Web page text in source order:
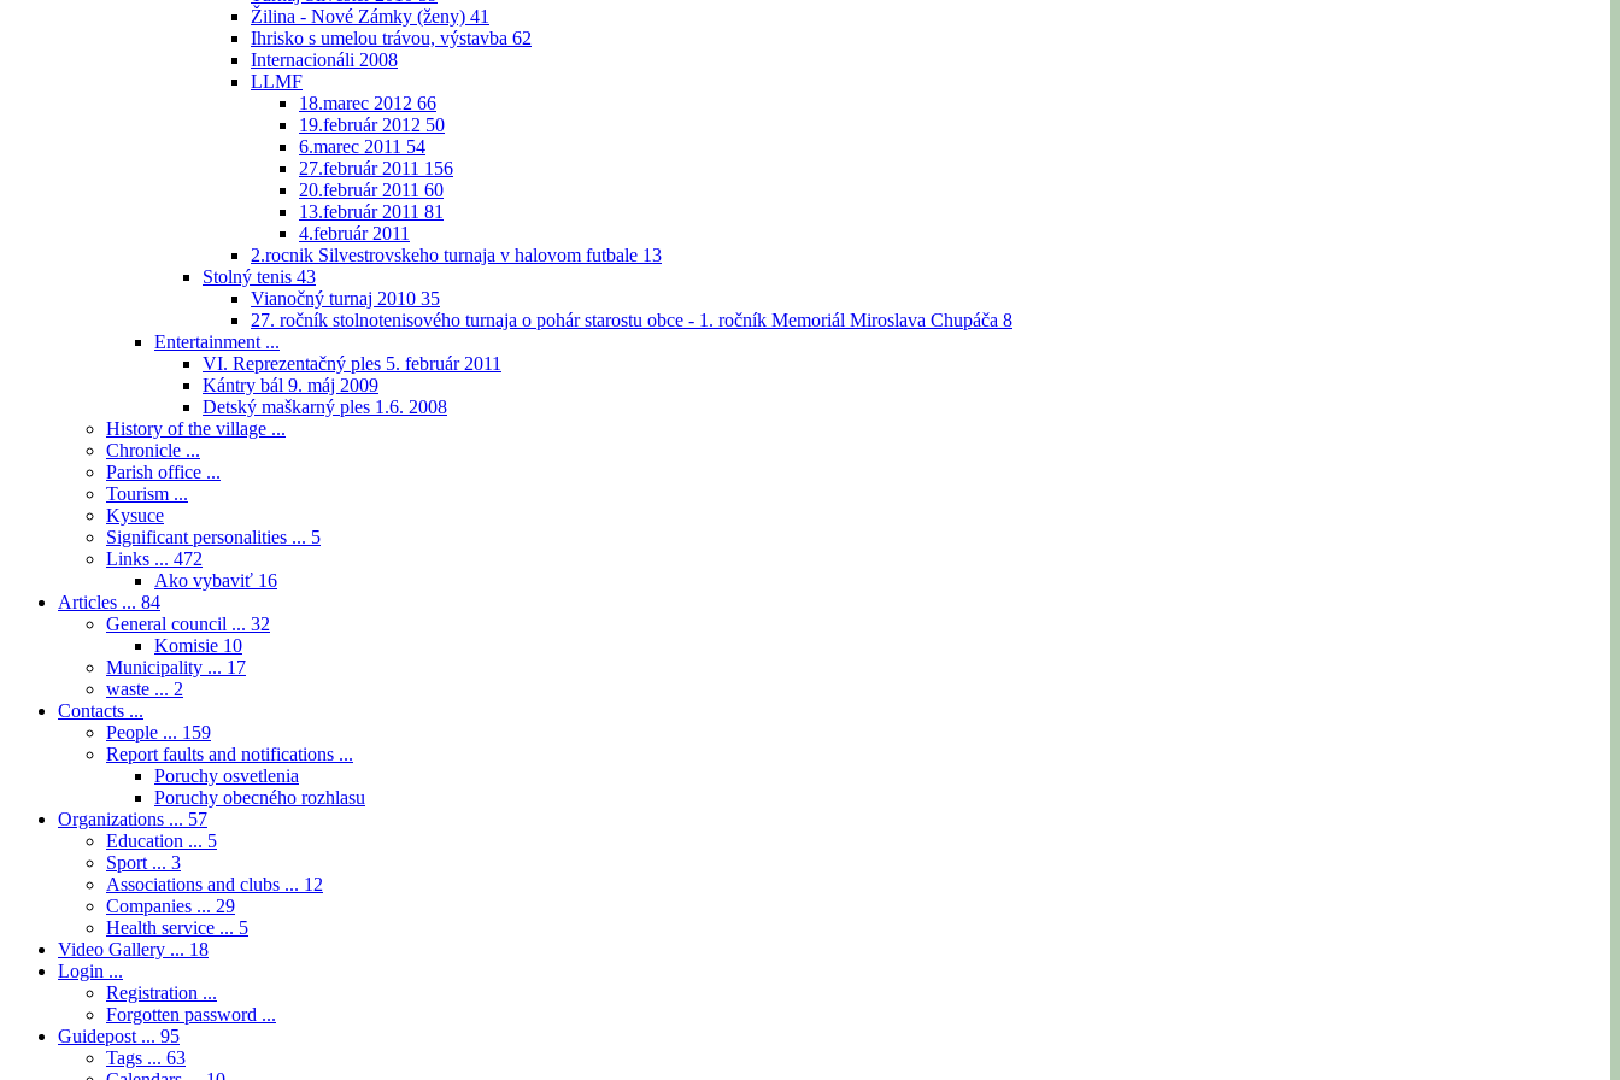
Žilina - Nové Zámky (ženy) 41
Ihrisko s umelou trávou, výstavba 62
Internacionáli 2008
LLMF
18.marec 2012 66
19.február 2012 50
6.marec 2011 54
27.február 2011 156
20.február 2011 60
13.február 2011 81
4.február 2011
2.rocnik Silvestrovskeho turnaja v halovom futbale 13
Stolný tenis 43
Vianočný turnaj 2010 35
27. ročník stolnotenisového turnaja o pohár starostu obce - 1. ročník Memoriál Miroslava Chupáča 8
Entertainment ...
VI. Reprezentačný ples 5. február 2011
Kántry bál 9. máj 2009
Detský maškarný ples 1.6. 2008
History of the village ...
Chronicle ...
Parish office ...
Tourism ...
Kysuce
Significant personalities ... 5
Links ... 472
Ako vybaviť 16
Articles ... 84
General council ... 32
Komisie 10
Municipality ... 17
waste ... 2
Contacts ...
People ... 159
Report faults and notifications ...
Poruchy osvetlenia
Poruchy obecného rozhlasu
Organizations ... 57
Education ... 5
Sport ... 3
Associations and clubs ... 12
Companies ... 29
Health service ... 5
Video Gallery ... 18
Login ...
Registration ...
Forgotten password ...
Guidepost ... 95
Tags ... 63